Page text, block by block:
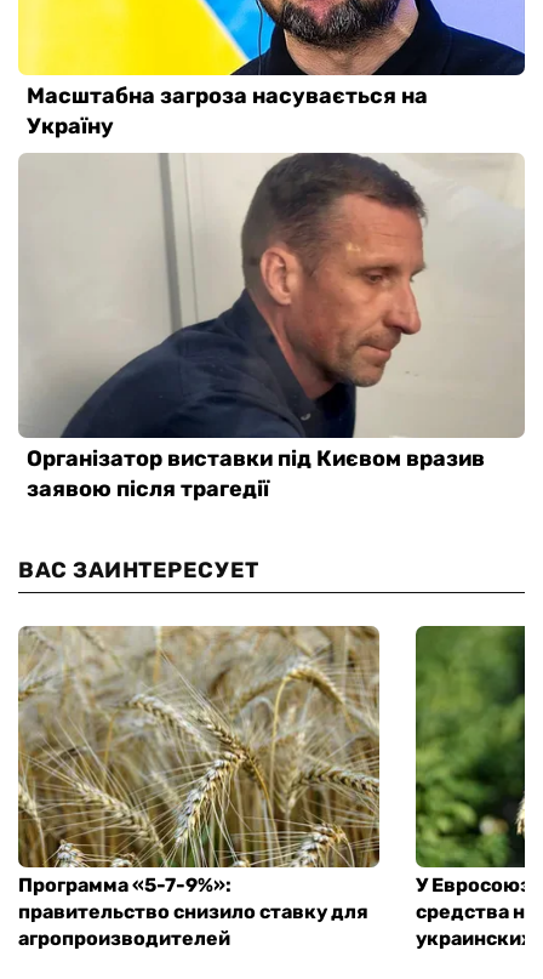
ВАС ЗАИНТЕРЕСУЕТ
Программа «5-7-9%»:
правительство снизило ставку для
агропроизводителей
У
средства